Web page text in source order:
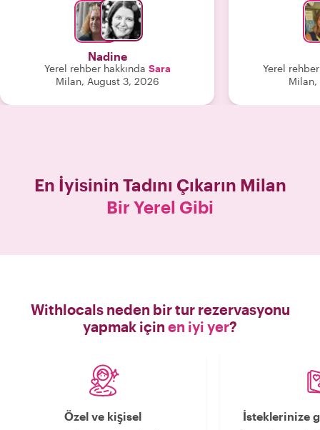
Nadine
Yerel rehber hakkında Sara
Milan, August 3, 2026
meydan
ve ondan
keyifliydi.
boyunca
Yerel
Milan,
En İyisinin Tadını Çıkarın Milan
Bir Yerel Gibi
Withlocals neden bir tur rezervasyonu
yapmak için en iyi yer?
Özel ve kişisel İsteklerinize